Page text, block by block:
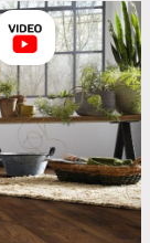
image
larger image
ton inchis